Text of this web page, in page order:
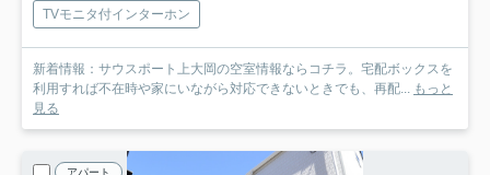
TVモニタ付インターホン
新着情報：サウスポート上大岡の空室情報ならコチラ。宅配ボックスを
利用すれば不在時や家にいながら対応できないときでも、再配... もっと
見る
アパート